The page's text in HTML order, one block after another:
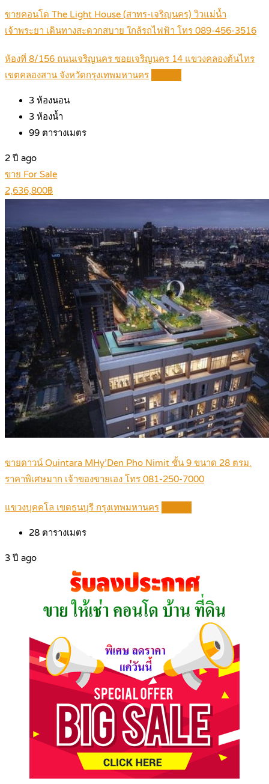
ขายคอนโด The Light House (สาทร-เจริญนคร) วิวแม่น้ำ
เจ้าพระยา เดินทางสะดวกสบาย ใกล้รถไฟฟ้า โทร 089-456-3516
ห้องที่ 8/156 ถนนเจริญนคร ซอยเจริญนคร 14 แขวงคลองต้นไทร
เขตคลองสาน จังหวัดกรุงเทพมหานคร
3 ห้องนอน
3 ห้องน้ำ
99 ตารางเมตร
2 ปี ago
ขาย For Sale
2,636,800฿
ขายดาวน์ Quintara MHy’Den Pho Nimit ชั้น 9 ขนาด 28 ตรม.
ราคาพิเศษมาก เจ้าของขายเอง โทร 081-250-7000
แขวงบุคคโล เขตธนบุรี กรุงเทพมหานคร
28 ตารางเมตร
3 ปี ago